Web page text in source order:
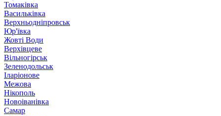
Томаківка
Васильківка
Верхньодніпровськ
Юр'ївка
Жовті Води
Верхівцеве
Вільногірськ
Зеленодольськ
Іларіонове
Межова
Нікополь
Новоіванівка
Самар